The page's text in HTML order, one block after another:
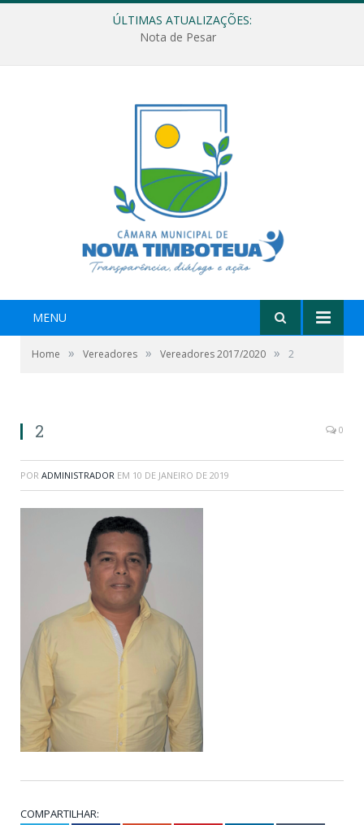
ÚLTIMAS ATUALIZAÇÕES:
Nota de Pesar
MENU
Home » Vereadores » Vereadores 2017/2020 » 2
2 0
POR ADMINISTRADOR EM 10 DE JANEIRO DE 2019
COMPARTILHAR: